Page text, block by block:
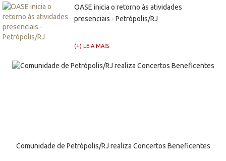
OASE inicia o retorno às atividades
presenciais - Petrópolis/RJ
(+) LEIA MAIS
Comunidade de Petrópolis/RJ realiza Concertos Beneficentes